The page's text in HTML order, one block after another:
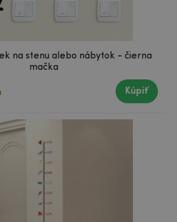
na stenu alebo nábytok - čierna
mačka
Kúpiť